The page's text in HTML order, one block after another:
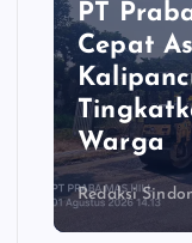
PT
Cepat
Warga
Redaksi